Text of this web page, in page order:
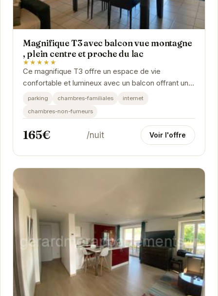
Magnifique T3 avec balcon vue montagne
, plein centre et proche du lac
★★★★★
Ce magnifique T3 offre un espace de vie
confortable et lumineux avec un balcon offrant une
vue imprenable sur les montagnes. Sa situation
parking chambres-familiales
internet
chambres-non-fumeurs
165€ /nuit Voir l'offre